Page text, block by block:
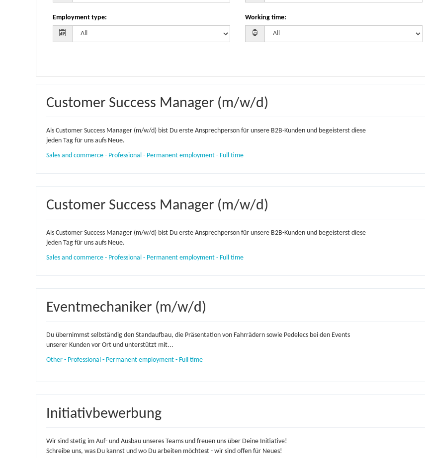
Employment type: Working time:
Customer Success Manager (m/w/d)
Als Customer Success Manager (m/w/d) bist Du erste Ansprechperson für unsere B2B-Kunden und begeisterst diese
jeden Tag für uns aufs Neue.
Sales and commerce - Professional - Permanent employment - Full time
Customer Success Manager (m/w/d)
Als Customer Success Manager (m/w/d) bist Du erste Ansprechperson für unsere B2B-Kunden und begeisterst diese
jeden Tag für uns aufs Neue.
Sales and commerce - Professional - Permanent employment - Full time
Eventmechaniker (m/w/d)
Du übernimmst selbständig den Standaufbau, die Präsentation von Fahrrädern sowie Pedelecs bei den Events
unserer Kunden vor Ort und unterstützt mit...
Other - Professional - Permanent employment - Full time
Initiativbewerbung
Wir sind stetig im Auf- und Ausbau unseres Teams und freuen uns über Deine Initiative!
Schreibe uns, was Du kannst und wo Du arbeiten möchtest - wir sind offen für Neues!